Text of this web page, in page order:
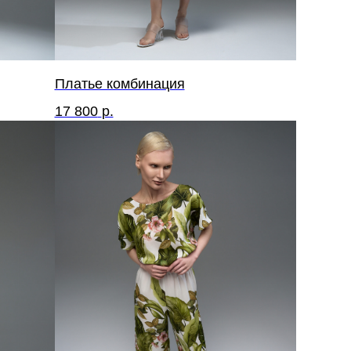
Платье комбинация
17 800 р.